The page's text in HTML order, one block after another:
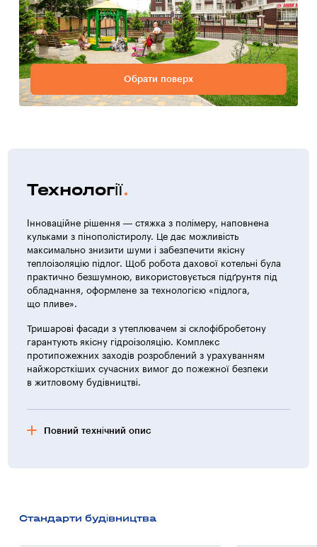
Обрати поверх
Технології
Інноваційне рішення — стяжка з полімеру, наповнена
кульками з пінополістиролу. Це дає можливість
максимально знизити шуми і забезпечити якісну
теплоізоляцію підлог. Щоб робота дахової котельні була
практично безшумною, використовується підґрунтя під
обладнання, оформлене за технологією «підлога,
що пливе».
Тришарові фасади з утеплювачем зі склофібробетону
гарантують якісну гідроізоляцію. Комплекс
протипожежних заходів розроблений з урахуванням
найжорсткіших сучасних вимог до пожежної безпеки
в житловому будівництві.
Повний технічний опис
вигляду і надійності будівлі. Виходячи з поверховості
Стандарти будівництва